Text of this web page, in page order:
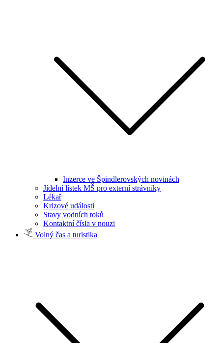
Inzerce ve Špindlerovských novinách
Jídelní lístek MŠ pro externí strávníky
Lékař
Krizové události
Stavy vodních toků
Kontaktní čísla v nouzi
Volný čas a turistika